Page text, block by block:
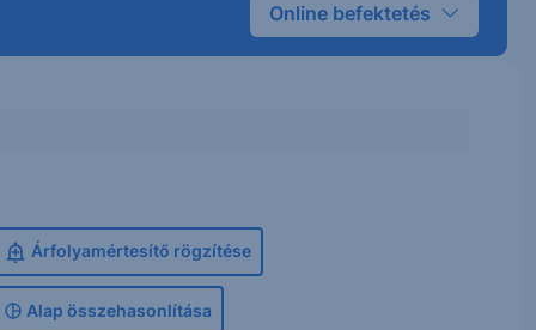
Online befektetés
Árfolyamértesítő rögzítése
Alap összehasonlítása